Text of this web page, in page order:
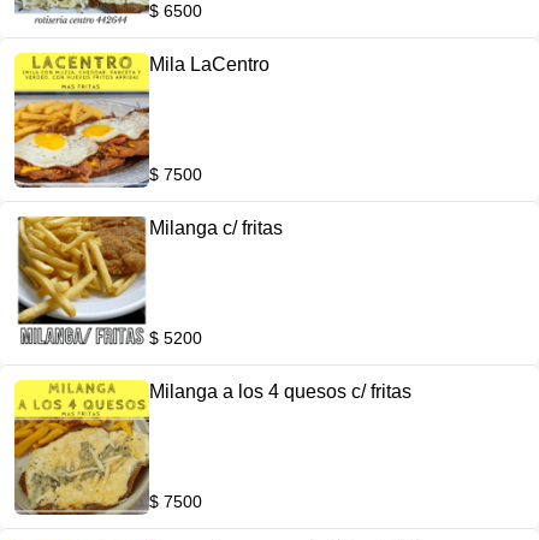
$ 6500
Mila LaCentro
$ 7500
Milanga c/ fritas
$ 5200
Milanga a los 4 quesos c/ fritas
$ 7500